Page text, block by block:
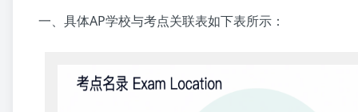
一、具体AP学校与考点关联表如下表所示：